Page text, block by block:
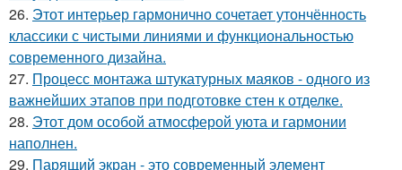
26. Этот интерьер гармонично сочетает утончённость
классики с чистыми линиями и функциональностью
современного дизайна.
27. Процесс монтажа штукатурных маяков - одного из
важнейших этапов при подготовке стен к отделке.
28. Этот дом особой атмосферой уюта и гармонии
наполнен.
29. Парящий экран - это современный элемент